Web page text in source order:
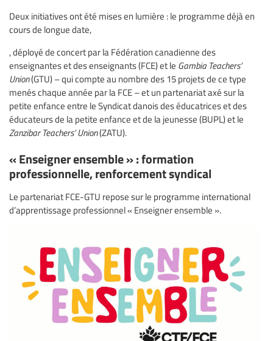
Deux initiatives ont été mises en lumière : le programme déjà en
cours de longue date,
, déployé de concert par la Fédération canadienne des
enseignantes et des enseignants (FCE) et le Gambia Teachers’
Union(GTU) – qui compte au nombre des 15 projets de ce type
menés chaque année par la FCE – et un partenariat axé sur la
petite enfance entre le Syndicat danois des éducatrices et des
éducateurs de la petite enfance et de la jeunesse (BUPL) et le
Zanzibar Teachers’ Union(ZATU).
« Enseigner ensemble » : formation
professionnelle, renforcement syndical
Le partenariat FCE-GTU repose sur le programme international
d’apprentissage professionnel « Enseigner ensemble ».